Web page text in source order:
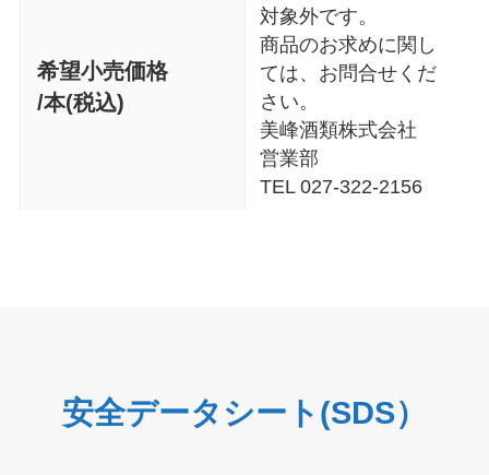
希望小売価格
/本(税込)
対象外です。
商品のお求めに関し
ては、お問合せくだ
さい。
美峰酒類株式会社
営業部
TEL 027-322-2156
安全データシート(SDS）